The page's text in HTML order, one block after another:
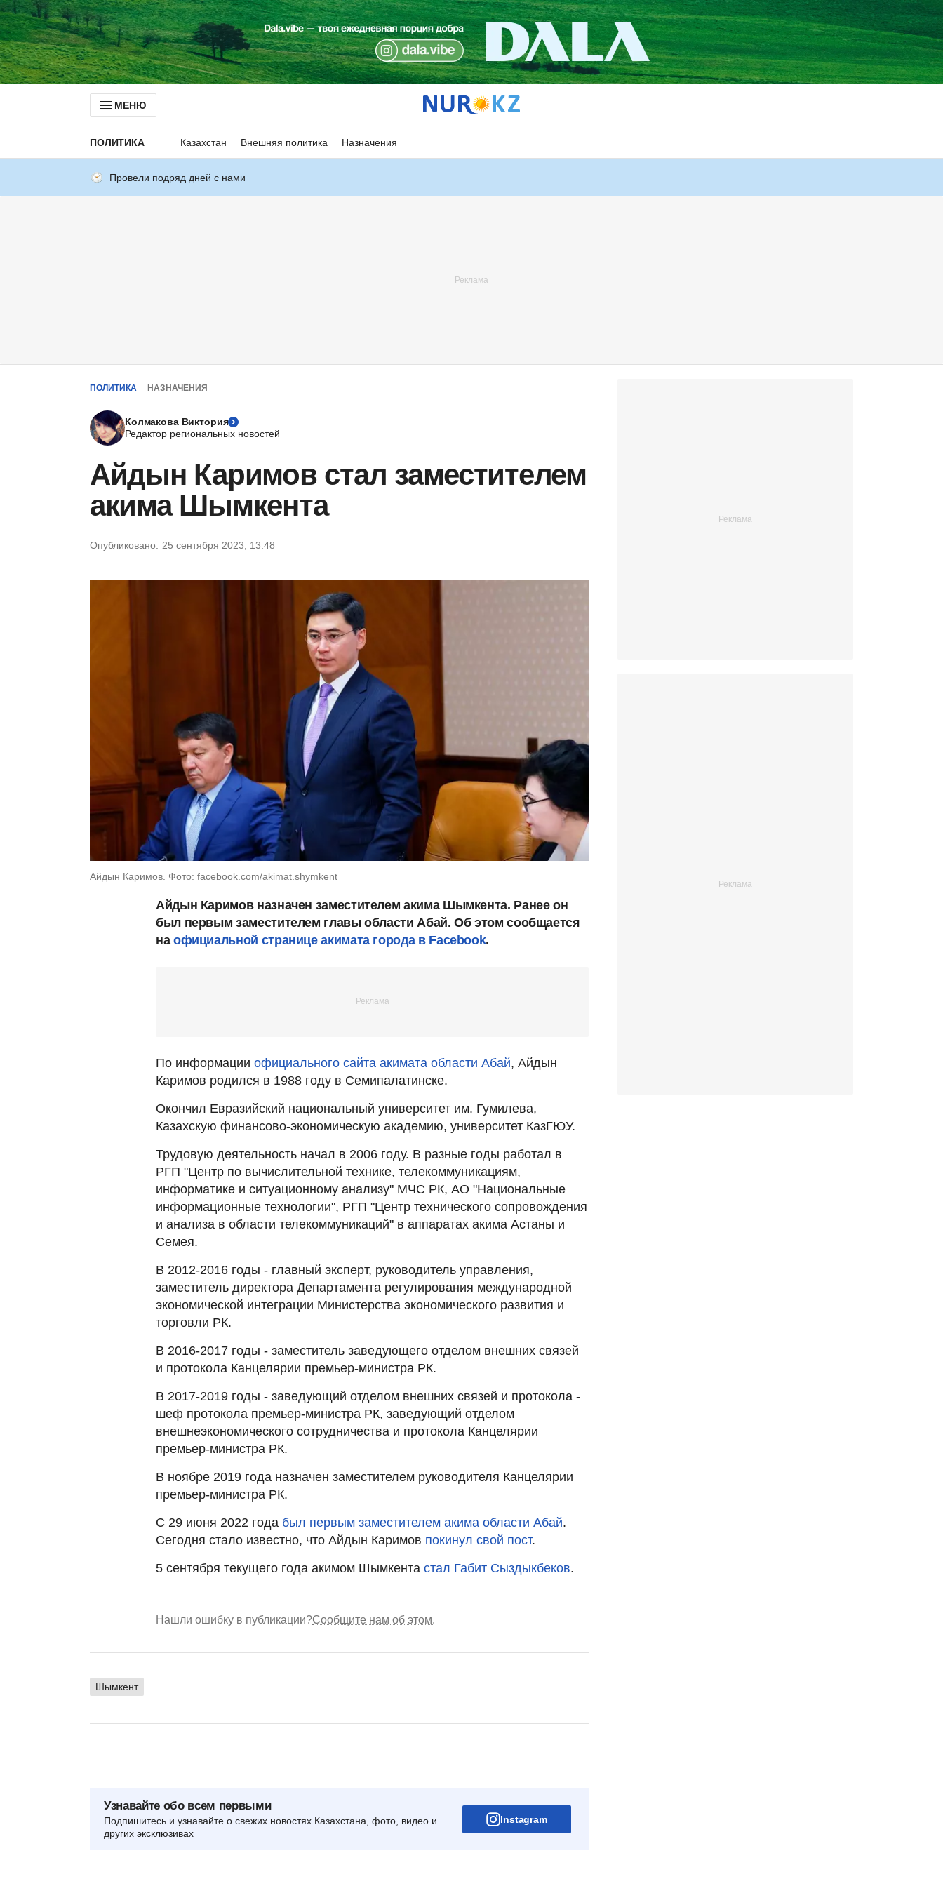
МЕНЮ
ПОЛИТИКА Казахстан Внешняя политика Назначения
Провели подряд дней с нами
ПОЛИТИКА НАЗНАЧЕНИЯ
Колмакова Виктория
Редактор региональных новостей
Айдын Каримов стал заместителем
акима Шымкента
Опубликовано: 25 сентября 2023, 13:48
Айдын Каримов. Фото: facebook.com/akimat.shymkent
Айдын Каримов назначен заместителем акима Шымкента. Ранее он
был первым заместителем главы области Абай. Об этом сообщается
на официальной странице акимата города в Facebook.
По информации официального сайта акимата области Абай, Айдын
Каримов родился в 1988 году в Семипалатинске.
Окончил Евразийский национальный университет им. Гумилева,
Казахскую финансово-экономическую академию, университет КазГЮУ.
Трудовую деятельность начал в 2006 году. В разные годы работал в
РГП "Центр по вычислительной технике, телекоммуникациям,
информатике и ситуационному анализу" МЧС РК, АО "Национальные
информационные технологии", РГП "Центр технического сопровождения
и анализа в области телекоммуникаций" в аппаратах акима Астаны и
Семея.
В 2012-2016 годы - главный эксперт, руководитель управления,
заместитель директора Департамента регулирования международной
экономической интеграции Министерства экономического развития и
торговли РК.
В 2016-2017 годы - заместитель заведующего отделом внешних связей
и протокола Канцелярии премьер-министра РК.
В 2017-2019 годы - заведующий отделом внешних связей и протокола -
шеф протокола премьер-министра РК, заведующий отделом
внешнеэкономического сотрудничества и протокола Канцелярии
премьер-министра РК.
В ноябре 2019 года назначен заместителем руководителя Канцелярии
премьер-министра РК.
С 29 июня 2022 года был первым заместителем акима области Абай.
Сегодня стало известно, что Айдын Каримов покинул свой пост.
5 сентября текущего года акимом Шымкента стал Габит Сыздыкбеков.
Нашли ошибку в публикации?Сообщите нам об этом.
Шымкент
Узнавайте обо всем первыми
Подпишитесь и узнавайте о свежих новостях Казахстана, фото, видео и
других эксклюзивах
Instagram